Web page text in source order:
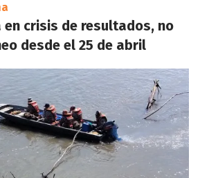
en crisis de resultados, no
desde el 25 de abril